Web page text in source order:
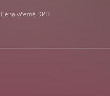
Cena včetně DPH